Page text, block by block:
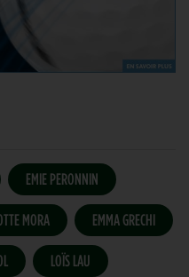
EMIE PERONNIN
MORA EMMA GRECHI
LOÏS LAU